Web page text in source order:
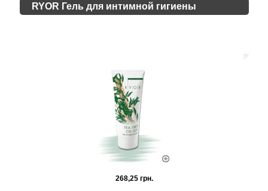
RYOR Гель для интимной гигиены
268,25 грн.